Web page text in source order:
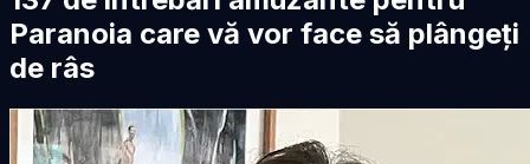
Paranoia care vă vor face să plângeți
de râs